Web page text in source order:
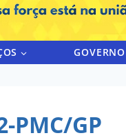
GOVERNO
PMC/GP